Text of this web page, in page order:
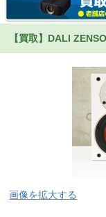
【買取】DALI
画像を拡大する